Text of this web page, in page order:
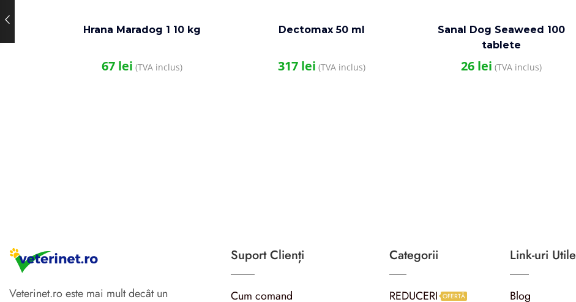
Hrana Maradog 1 10 kg
67 lei (TVA inclus)
Dectomax 50 ml
317 lei (TVA inclus)
Sanal Dog Seaweed 100
tablete
26 lei (TVA inclus)
Veterinet.ro este mai mult decât un
Suport Clienți
Cum comand
Categorii
REDUCERI OFERTĂ
Link-uri Utile
Blog